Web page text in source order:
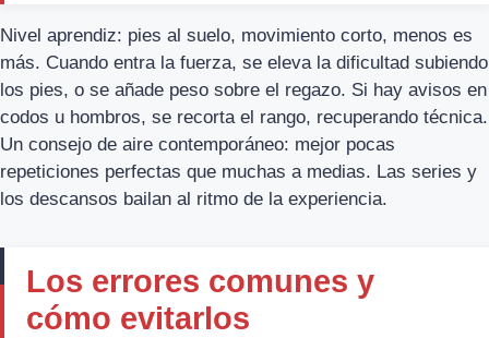
Nivel aprendiz: pies al suelo, movimiento corto, menos es
más. Cuando entra la fuerza, se eleva la dificultad subiendo
los pies, o se añade peso sobre el regazo. Si hay avisos en
codos u hombros, se recorta el rango, recuperando técnica.
Un consejo de aire contemporáneo: mejor pocas
repeticiones perfectas que muchas a medias. Las series y
los descansos bailan al ritmo de la experiencia.
Los errores comunes y
cómo evitarlos